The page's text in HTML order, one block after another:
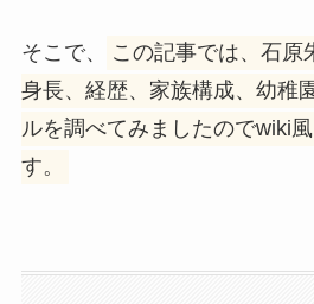
そこで、
この記事では、石原
身長、経歴、家族構成、幼稚
ルを調べてみましたのでwiki
す。